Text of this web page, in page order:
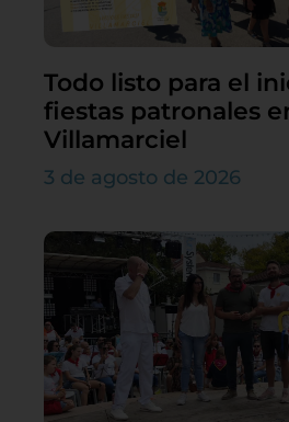
Todo listo para el
fiestas patronales
Villamarciel
3 de agosto de 2026